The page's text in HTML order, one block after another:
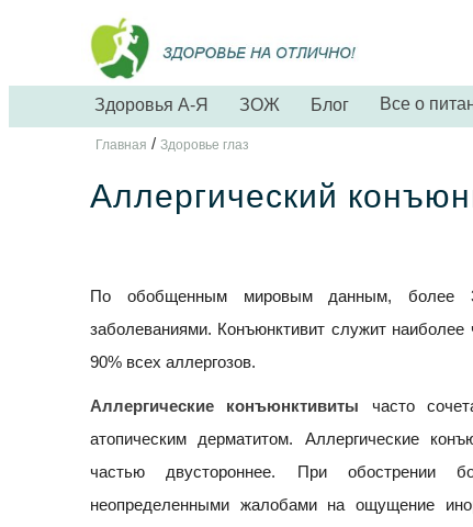
Здоровья А-Я ЗОЖ Блог Все о
Главная / Здоровье глаз
Аллергический
По обобщенным мировым данным, более
заболеваниями. Конъюнктивит служит
90% всех аллергозов.
Аллергические конъюнктивиты часто
атопическим дерматитом. Аллергические
частью двустороннее. При обострении
неопределенными жалобами на ощущение